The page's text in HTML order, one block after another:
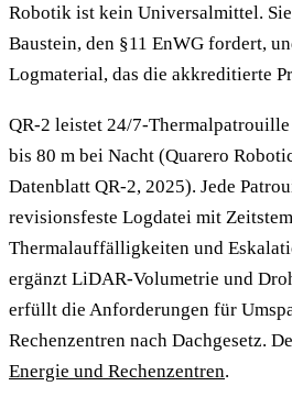
Robotik ist kein Universalmittel.
Baustein, den §11 EnWG fordert,
Logmaterial, das die akkreditierte
QR-2 leistet 24/7-
bis 80 m bei Nacht (Quarero
Datenblatt QR-2, 2025). Jede
revisionsfeste Logdatei mit
Thermalauffälligkeiten und
ergänzt LiDAR-Volumetrie und
erfüllt die Anforderungen für
Rechenzentren nach Dachgesetz.
Energie und Rechenzentren.